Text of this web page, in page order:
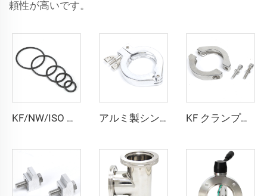
頼性が高いです。
KF/NW/ISO 真空センタリングOリング FKM/NBR 標準ゴムシールガスケット交換用Oリングフィッティング 半導体用 アルミ製シングルピンクランプ KF/NW 真空ラニヤードパイプフィッティング KF16-KF50 フランジ NW16-NW50 真空シングルピンクランプ 半導体用 KF クランプリング FL マッシブ SS304 ステンレス鋼真空継手 KF16/KF25/KF40/KF50 高性能クイッククランプ NW16/NW25/NW40/NW50